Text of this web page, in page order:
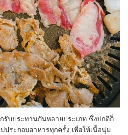
รับประทานกันหลายประเภท ซึ่งปกติก็
ระกอบอาหารทุกครั้ง เพื่อให้เนื้อนุ่ม